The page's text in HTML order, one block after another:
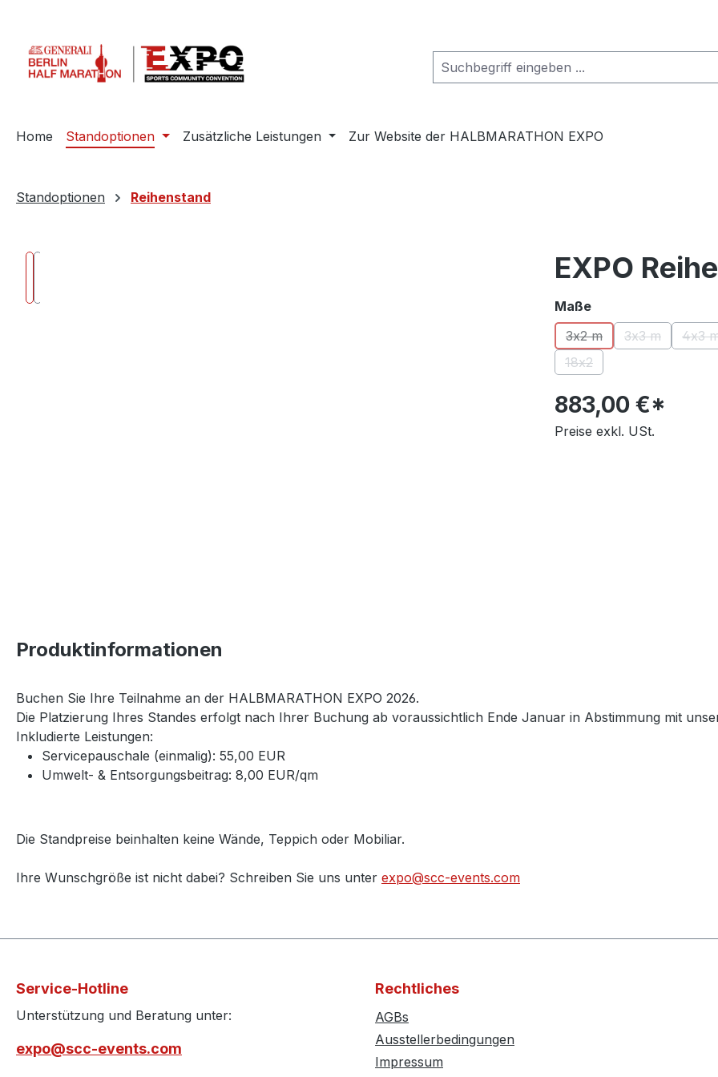
Home Standoptionen Zusätzliche Leistungen Zur Website der HALBMARATHON EXPO
Standoptionen Reihenstand
EXPO
Maßeauswählen
3x2 m
(Diese Option ist zurzeit
3x3 m
(Diese Option
4x3
18x2
(Diese Option ist zurzeit
883,00 €*
Preise exkl. USt.
Produktinformationen
Buchen Sie Ihre Teilnahme an der HALBMARATHON EXPO 2026.
Die Platzierung Ihres Standes erfolgt nach Ihrer Buchung ab voraussichtlich Ende Januar in Abstimmung mit
Inkludierte Leistungen:
Servicepauschale (einmalig): 55,00 EUR
Umwelt- & Entsorgungsbeitrag: 8,00 EUR/qm
Die Standpreise beinhalten keine Wände, Teppich oder Mobiliar.
Ihre Wunschgröße ist nicht dabei? Schreiben Sie uns unter expo@scc-events.com
Service-Hotline
Unterstützung und Beratung unter:
expo@scc-events.com
Rechtliches
AGBs
Ausstellerbedingungen
Impressum